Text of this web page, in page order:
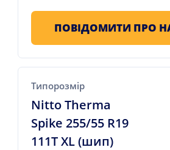
ПОВІДОМИТИ ПРО
Типорозмір
Nitto Therma
Spike 255/55 R19
111T XL (шип)